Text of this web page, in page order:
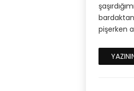
pişerken